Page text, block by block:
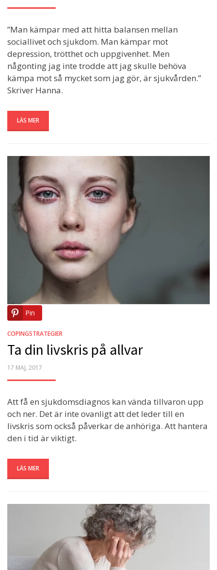
”Man kämpar med att hitta balansen mellan
sociallivet och sjukdom. Man kämpar mot
depression, trötthet och uppgivenhet. Men
någonting jag inte trodde att jag skulle behöva
kämpa mot så mycket som jag gör, är sjukvården.”
Skriver Hanna.
LÄS MER
Pin
COPINGSTRATEGIER
Ta din livskris på allvar
POSTED
17 MAJ, 2017
Att få en sjukdomsdiagnos kan vända tillvaron upp
och ner. Det är inte ovanligt att det leder till en
livskris som också påverkar de anhöriga. Att hantera
den i tid är viktigt.
LÄS MER